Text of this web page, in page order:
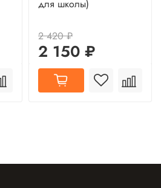
для школы)
2 420 ₽
2 150 ₽